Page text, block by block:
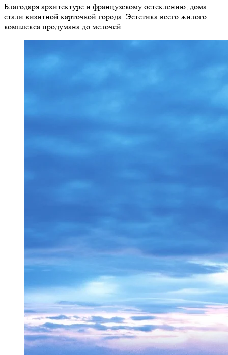
Благодаря архитектуре и французскому остеклению, дома
стали визитной карточкой города. Эстетика всего жилого
комплекса продумана до мелочей.